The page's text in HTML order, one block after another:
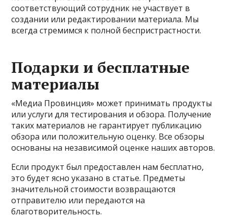
соответствующий сотрудник не участвует в
создании или редактировании материала. Мы
всегда стремимся к полной беспристрастности.
Подарки и бесплатные
материалы
«Медиа Провинция» может принимать продукты
или услуги для тестирования и обзора. Получение
таких материалов не гарантирует публикацию
обзора или положительную оценку. Все обзоры
основаны на независимой оценке наших авторов.
Если продукт был предоставлен нам бесплатно,
это будет ясно указано в статье. Предметы
значительной стоимости возвращаются
отправителю или передаются на
благотворительность.